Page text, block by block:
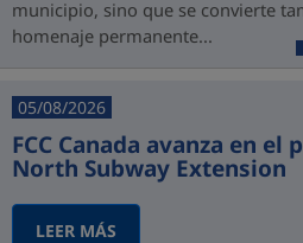
municipio, sino que se convierte
homenaje permanente...
05/08/2026
FCC Canada avanza en el
North Subway Extension
LEER MÁS